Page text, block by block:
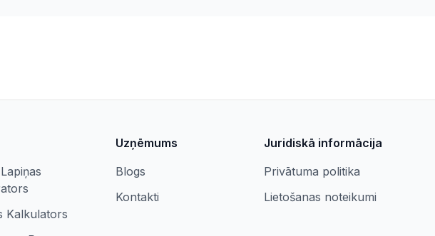
Kalkulators
Uzņēmums
Blogs
Kontakti
Juridiskā informācija
Privātuma politika
Lietošanas noteikumi